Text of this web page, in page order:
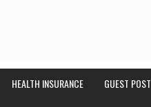
HEALTH INSURANCE GUEST POST